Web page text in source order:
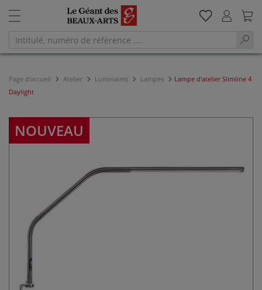
Page d'accueil Atelier Luminaires Lampes
Lampe d'atelier Slimline 4
Daylight
NOUVEAU